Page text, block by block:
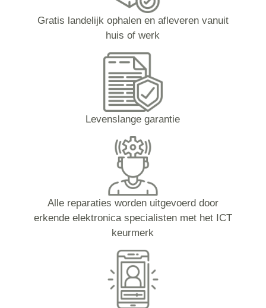
Gratis landelijk ophalen en afleveren vanuit
huis of werk
Levenslange garantie
Alle reparaties worden uitgevoerd door
erkende elektronica specialisten met het ICT
keurmerk